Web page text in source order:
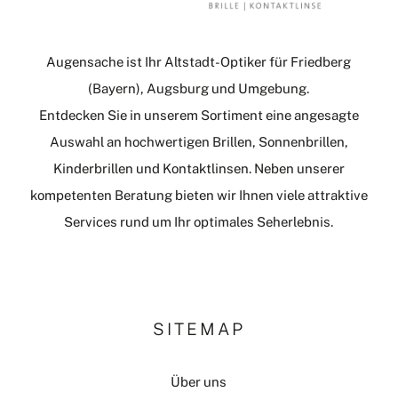
Augensache ist Ihr Altstadt-Optiker für Friedberg
(Bayern), Augsburg und Umgebung.
Entdecken Sie in unserem Sortiment eine angesagte
Auswahl an hochwertigen Brillen, Sonnenbrillen,
Kinderbrillen und Kontaktlinsen. Neben unserer
kompetenten Beratung bieten wir Ihnen viele attraktive
Services rund um Ihr optimales Seherlebnis.
SITEMAP
Über uns